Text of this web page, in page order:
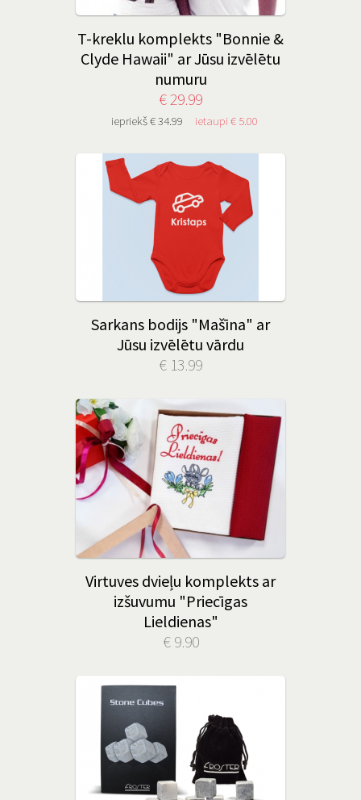
T-kreklu komplekts "Bonnie &
Clyde Hawaii" ar Jūsu izvēlētu
numuru
€ 29.99
iepriekš € 34.99 ietaupi € 5.00
Sarkans bodijs "Mašīna" ar
Jūsu izvēlētu vārdu
€ 13.99
Virtuves dvieļu komplekts ar
izšuvumu "Priecīgas
Lieldienas"
€ 9.90